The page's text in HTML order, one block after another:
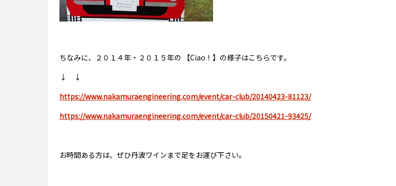
ちなみに、２０１４年・２０１５年の 【Ciao！】の様子はこちらです。
↓ ↓
https://www.nakamuraengineering.com/event/car-club/20140423-81123/
https://www.nakamuraengineering.com/event/car-club/20150421-93425/
お時間ある方は、ぜひ丹波ワインまで足をお運び下さい。